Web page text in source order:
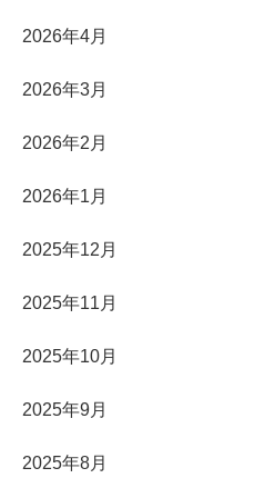
2026年4月
2026年3月
2026年2月
2026年1月
2025年12月
2025年11月
2025年10月
2025年9月
2025年8月